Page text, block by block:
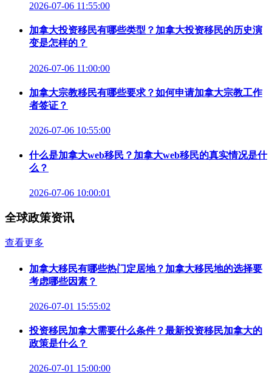
2026-07-06 11:55:00
加拿大投资移民有哪些类型？加拿大投资移民的历史演
变是怎样的？
2026-07-06 11:00:00
加拿大宗教移民有哪些要求？如何申请加拿大宗教工作
者签证？
2026-07-06 10:55:00
什么是加拿大web移民？加拿大web移民的真实情况是什
么？
2026-07-06 10:00:01
全球政策资讯
查看更多
加拿大移民有哪些热门定居地？加拿大移民地的选择要
考虑哪些因素？
2026-07-01 15:55:02
投资移民加拿大需要什么条件？最新投资移民加拿大的
政策是什么？
2026-07-01 15:00:00